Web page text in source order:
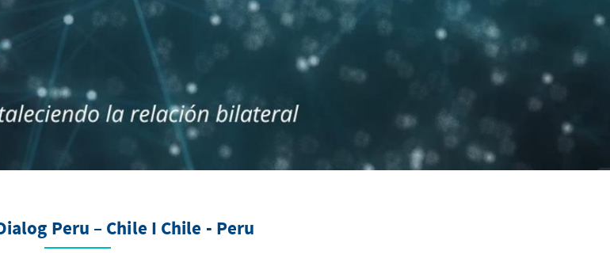
Peru – Chile I Chile - Peru